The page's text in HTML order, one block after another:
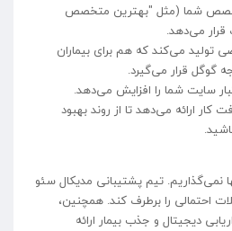
شما (مثل "بهترین متخصص
می‌دهد.
تولید می‌کند که هم برای بیماران
گوگل قرار می‌گیرد.
سایت شما را افزایش می‌دهد.
ارائه می‌دهد تا از روند بهبود
نمی‌گذاریم. تیم پشتیبانی مدیکال سئو
را برطرف کند. همچنین،
دیجیتال و جذب بیمار ارائه